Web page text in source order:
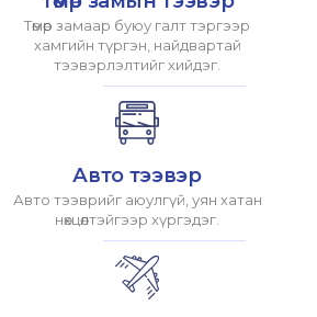
Төмөр замаар буюу галт тэргээр
хамгийн түргэн, найдвартай
тээвэрлэлтийг хийдэг.
Авто тээвэр
Авто тээврийг аюулгүй, уян хатан
нөхцөлтэйгээр хүргэдэг.